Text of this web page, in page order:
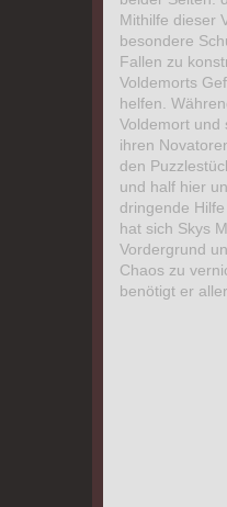
Mithilfe dieser
besondere
Fallen zu
Voldemorts
helfen.
Voldemort und
ihren
den
und half hier
dringende
hat sich Skys
Vordergrund
Chaos zu
benötigt er